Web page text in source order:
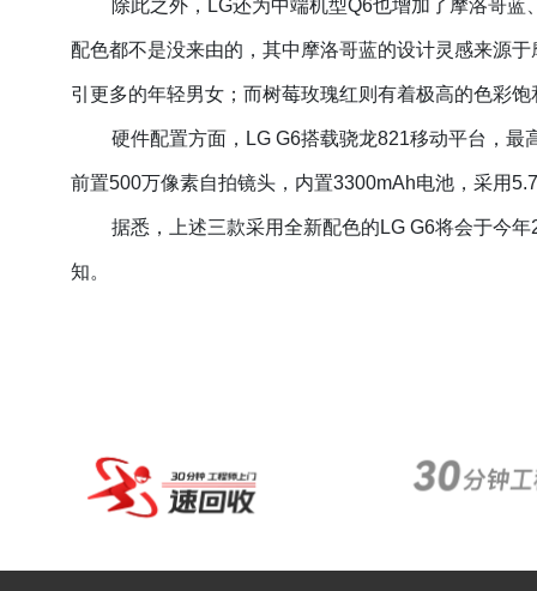
除此之外，LG还为中端机型Q6也增加了摩洛哥蓝
配色都不是没来由的，其中摩洛哥蓝的设计灵感来源
引更多的年轻男女；而树莓玫瑰红则有着极高的色彩
硬件配置方面，LG G6搭载骁龙821移动平台，
前置500万像素自拍镜头，内置3300mAh电池，采用
据悉，上述三款采用全新配色的LG G6将会于今
知。